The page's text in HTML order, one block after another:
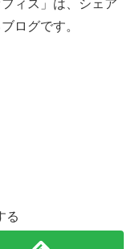
ィス」は、シェア
ログです。
る